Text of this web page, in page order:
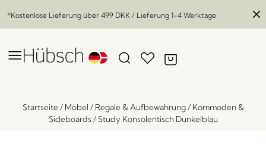
*Kostenlose Lieferung über 499 DKK / Lieferung 1-4 Werktage
Startseite/ Möbel / Regale & Aufbewahrung/ Kommoden &
Sideboards / Study Konsolentisch Dunkelblau